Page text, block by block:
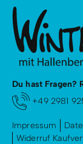
Du hast Fragen?
+49 2981
Impressum
Widerruf